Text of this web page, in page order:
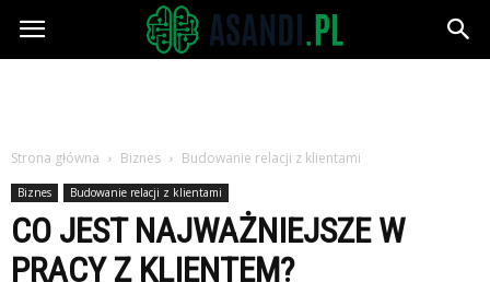
Asandi.pl
Strona główna Biznes Budowanie relacji z klientami
Biznes Budowanie relacji z klientami
CO JEST NAJWAŻNIEJSZE W
PRACY Z KLIENTEM?